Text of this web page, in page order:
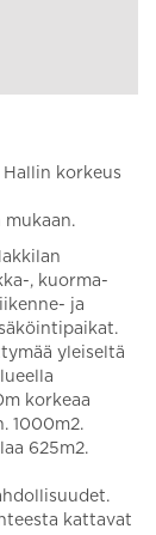
korkeus
, kuorma-
ja
yleiseltä
korkeaa
1000m2.
625m2.
kattavat